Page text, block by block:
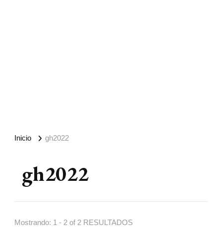
Inicio gh2022
gh2022
Mostrando: 1 - 2 of 2 RESULTADOS